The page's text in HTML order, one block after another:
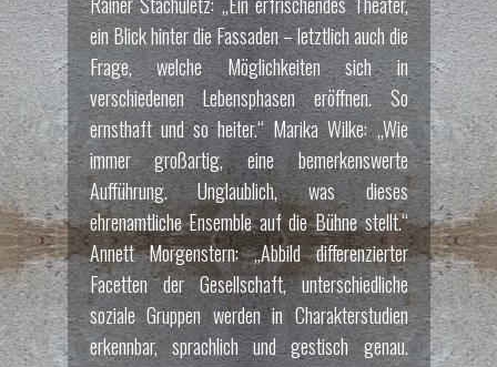
ein Blick hinter die Fassaden – letztlich auch die
Frage, welche Möglichkeiten sich in
verschiedenen Lebensphasen eröffnen. So
ernsthaft und so heiter.“ Marika Wilke: „Wie
immer großartig, eine bemerkenswerte
Aufführung. Unglaublich, was dieses
ehrenamtliche Ensemble auf die Bühne stellt.“
Annett Morgenstern: „Abbild differenzierter
Facetten der Gesellschaft, unterschiedliche
soziale Gruppen werden in Charakterstudien
erkennbar, sprachlich und gestisch genau.